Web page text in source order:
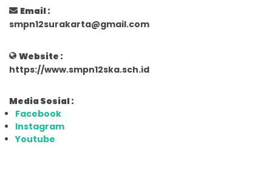
Email :
smpn12surakarta@gmail.com
Website :
https://www.smpn12ska.sch.id
Media Sosial :
Facebook
Instagram
Youtube